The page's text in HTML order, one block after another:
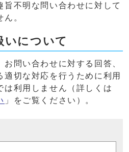
旨不明な問い合わせに対して
。
いについて
問い合わせに対する回答、
適切な対応を行うために利用
は利用しません（詳しくは
」をご覧ください）。